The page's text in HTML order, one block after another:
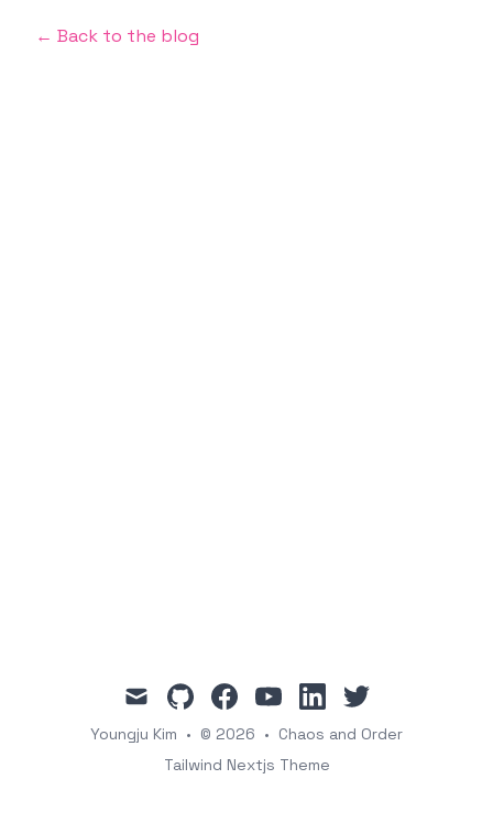
← Back to the blog
mail githubfacebookyoutubelinkedintwitter
Youngju Kim • © 2026 • Chaos and Order
Tailwind Nextjs Theme